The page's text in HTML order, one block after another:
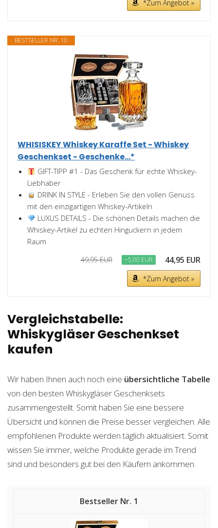
*Zum Angebot »
BESTSELLER NR. 10
WHISISKEY Whiskey Karaffe Set - Whiskey
Geschenkset - Geschenke...*
GIFT-TIPP #1 - Das Geschenk für echte Whiskey-
Liebhaber
DRINK IN STYLE - Erleben Sie den vollen Genuss
mit den einzigartigen Whiskey-Artikeln
LUXUS DETAILS - Die schönen Details machen die
Whiskey-Artikel zu echten Hinguckern in jedem
Raum
49,95 EUR −5,00 EUR 44,95 EUR
*Zum Angebot »
Vergleichstabelle:
Whiskygläser Geschenkset
kaufen
Wir haben Ihnen auch noch eine übersichtliche Tabelle
von den besten Whiskygläser Geschenksets
zusammengestellt. Somit haben Sie eine bessere
Übersicht und können die Preise besser vergleichen. Alle
empfohlenen Produkte werden täglich aktualisiert. Somit
wissen Sie immer, welche Produkte gerade im Trend
sind und besonders gut bei den Käufern ankommen.
1